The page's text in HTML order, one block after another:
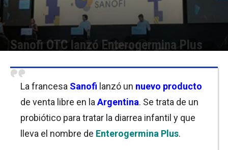
Sanofi OTC lanzó Enterogermina Plus
La francesa Sanofi lanzó un nuevo producto
de venta libre en la Argentina. Se trata de un
probiótico para tratar la diarrea infantil y que
lleva el nombre de Enterogermina Plus.